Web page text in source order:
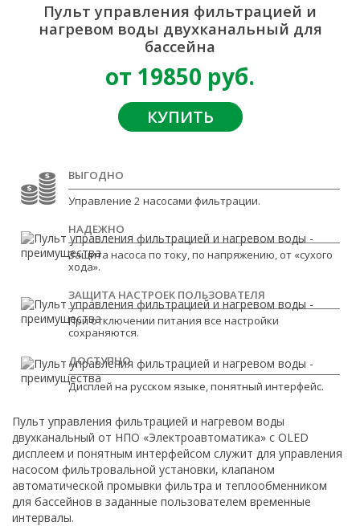
Пульт управления фильтрацией и
нагревом воды двухканальный для
бассейна
от 19850 руб.
КУПИТЬ
ВЫГОДНО
Управление 2 насосами фильтрации.
НАДЕЖНО
Защита насоса по току, по напряжению, от «сухого
хода».
ЗАЩИТА НАСТРОЕК ПОЛЬЗОВАТЕЛЯ
При отключении питания все настройки
сохраняются.
ДОСТУПНО
Дисплей на русском языке, понятный интерфейс.
Пульт управления фильтрацией и нагревом воды
двухканальный от НПО «Электроавтоматика» с OLED
дисплеем и понятным интерфейсом служит для управления
насосом фильтровальной установки, клапаном
автоматической промывки фильтра и теплообменником
для бассейнов в заданные пользователем временные
интервалы.